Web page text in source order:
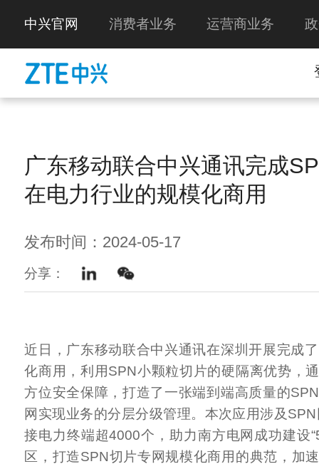
中兴官网 消费者业务 运营商业务
广东移动联合中兴通讯完成
在电力行业的规模化商用
发布时间：2024-05-17
分享：
近日，广东移动联合中兴通讯在深圳开展完成
化商用，利用SPN小颗粒切片的硬隔离优势，
方位安全保障，打造了一张端到端高质量的
网实现业务的分层分级管理。本次应用涉及
接电力终端超4000个，助力南方电网成功建设
区，打造SPN切片专网规模化商用的典范，加